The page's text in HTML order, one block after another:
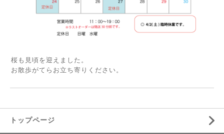
桜も見頃を迎えました。
お散歩がてらお立ち寄りください。
トップページ